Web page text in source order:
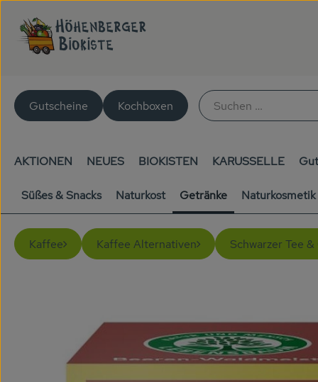
Gutscheine Kochboxen
AKTIONEN NEUES BIOKISTEN KARUSSELLE
Süßes & Snacks Naturkost Getränke Naturkosmetik
Kaffee Kaffee Alternativen Schwarzer Tee